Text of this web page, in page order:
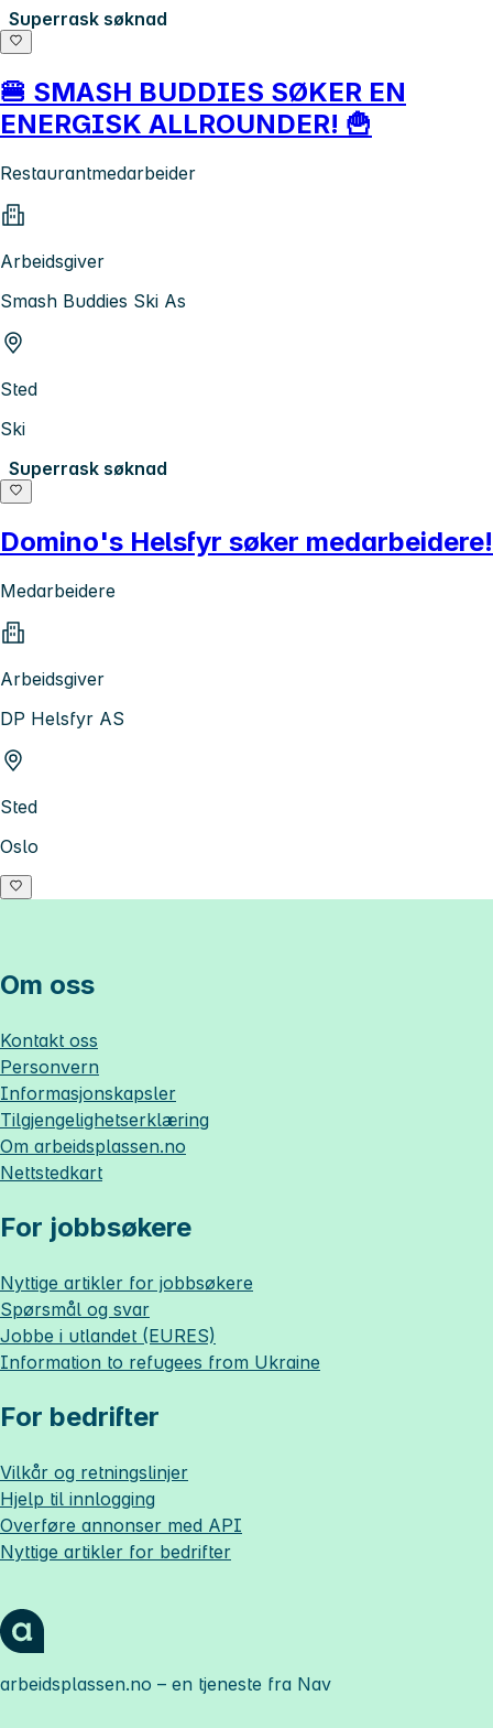
Superrask søknad
🍔 SMASH BUDDIES SØKER EN
ENERGISK ALLROUNDER! 🍟
Restaurantmedarbeider
Arbeidsgiver
Smash Buddies Ski As
Sted
Ski
Superrask søknad
Domino's Helsfyr søker medarbeidere!
Medarbeidere
Arbeidsgiver
DP Helsfyr AS
Sted
Oslo
Om oss
Kontakt oss
Personvern
Informasjonskapsler
Tilgjengelighetserklæring
Om arbeidsplassen.no
Nettstedkart
For jobbsøkere
Nyttige artikler for jobbsøkere
Spørsmål og svar
Jobbe i utlandet (EURES)
Information to refugees from Ukraine
For bedrifter
Vilkår og retningslinjer
Hjelp til innlogging
Overføre annonser med API
Nyttige artikler for bedrifter
arbeidsplassen.no – en tjeneste fra Nav